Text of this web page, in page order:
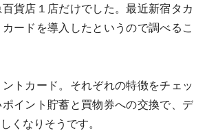
貨店１店だけでした。最近新宿タカ
ードを導入したというので調べるこ
トカード。それぞれの特徴をチェッ
イント貯蓄と買物券への交換で、デ
くなりそうです。